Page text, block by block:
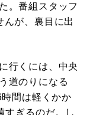
。番組スタッフ
んが、裏目に出
行くには、中央
道のりになる
間は軽くかか
すぎるのだ。し